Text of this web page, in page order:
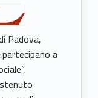
Padova,
partecipano a